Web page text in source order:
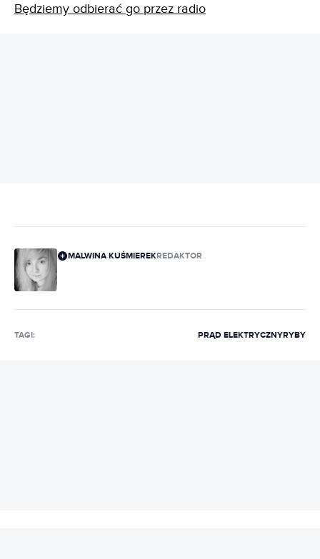
Będziemy odbierać go przez radio
MALWINA KUŚMIEREKREDAKTOR
TAGI: PRĄD ELEKTRYCZNYRYBY